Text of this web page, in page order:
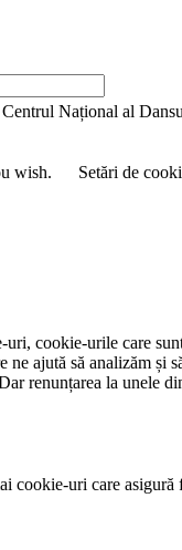
Național al
wish. Setări de
cookie-urile care
ajută să analizăm
renunțarea la unele
uri care